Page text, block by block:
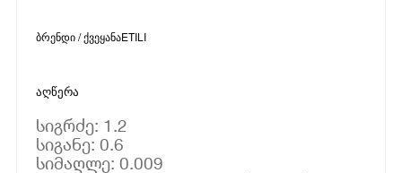
ბრენდი / ქვეყანაETILI
აღწერა
სიგრძე: 1.2
სიგანე: 0.6
სიმაღლე: 0.009